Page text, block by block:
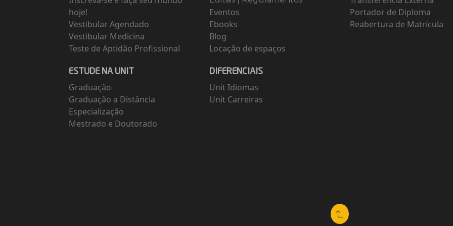
hoje!
Vestibular Agendado
Vestibular Medicina
Teste de Aptidão Profissional
ESTUDE NA UNIT
Graduação
Graduação a Distância
Especialização
Mestrado e Doutorado
Eventos
Ebooks
Blog
Locação de espaços
DIFERENCIAIS
Unit Idiomas
Unit Carreiras
Portador de Diploma
Reabertura de Matrícula